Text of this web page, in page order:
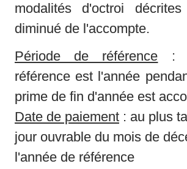
modalités d'octroi décrites
diminué de l'accompte.
Période de référence
:
référence est l'année
prime de fin d'année est
Date de paiement : au plus
jour ouvrable du mois de
l'année de référence